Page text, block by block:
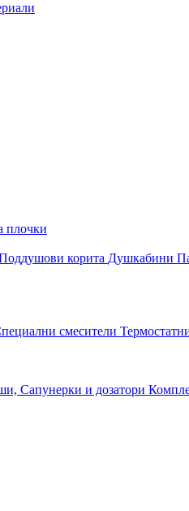
плочки
корита Душкабини
смесители
Сапунерки и дозатори